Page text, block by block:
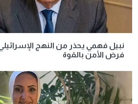
نبيل فهمي يحذر من النهج
فرض الأمن بالقوة